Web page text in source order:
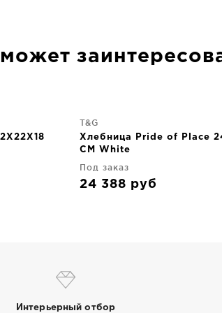
T&G
Хлебница Pride of Place
CM White
Под заказ
24 388 руб
Интерьерный отбор